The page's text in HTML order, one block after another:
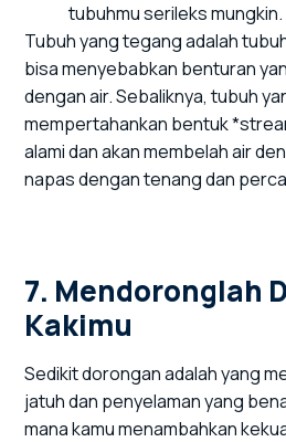
tubuhmu serileks mungkin.
Tubuh yang tegang adalah
bisa menyebabkan benturan
dengan air. Sebaliknya, tubuh
mempertahankan bentuk
alami dan akan membelah air
napas dengan tenang dan
7. Mendoronglah
Kakimu
Sedikit dorongan adalah yang
jatuh dan penyelaman yang
mana kamu menambahkan